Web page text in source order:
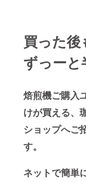
買った後
ずっーと
焙煎機ご購入
けが買える、
ショップへご
す。
ネットで簡単